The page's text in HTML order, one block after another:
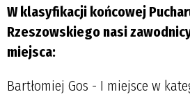
W klasyfikacji końcowej
Rzeszowskiego nasi
miejsca:
Bartłomiej Gos - I miejsce w